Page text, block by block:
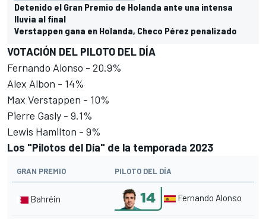
Detenido el Gran Premio de Holanda ante una intensa
lluvia al final
Verstappen gana en Holanda, Checo Pérez penalizado
VOTACIÓN DEL PILOTO DEL DÍA
Fernando Alonso - 20.9%
Alex Albon - 14%
Max Verstappen - 10%
Pierre Gasly - 9.1%
Lewis Hamilton - 9%
Los "Pilotos del Día" de la temporada 2023
GRAN PREMIO PILOTO DEL DÍA
Bahréin Fernando Alonso